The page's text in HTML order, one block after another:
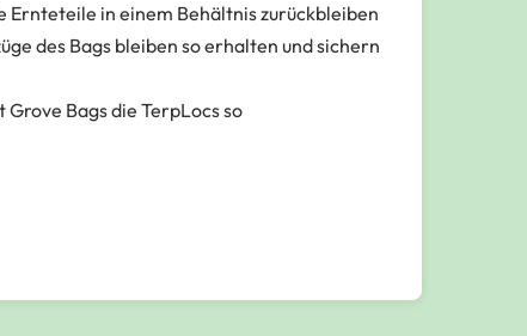
in einem Behältnis zurückbleiben
des Bags bleiben so erhalten und sichern
Bags die TerpLocs so